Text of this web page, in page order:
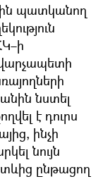
պատկանող
նստել
է դուրս
ինչի
նույն
ընթացող